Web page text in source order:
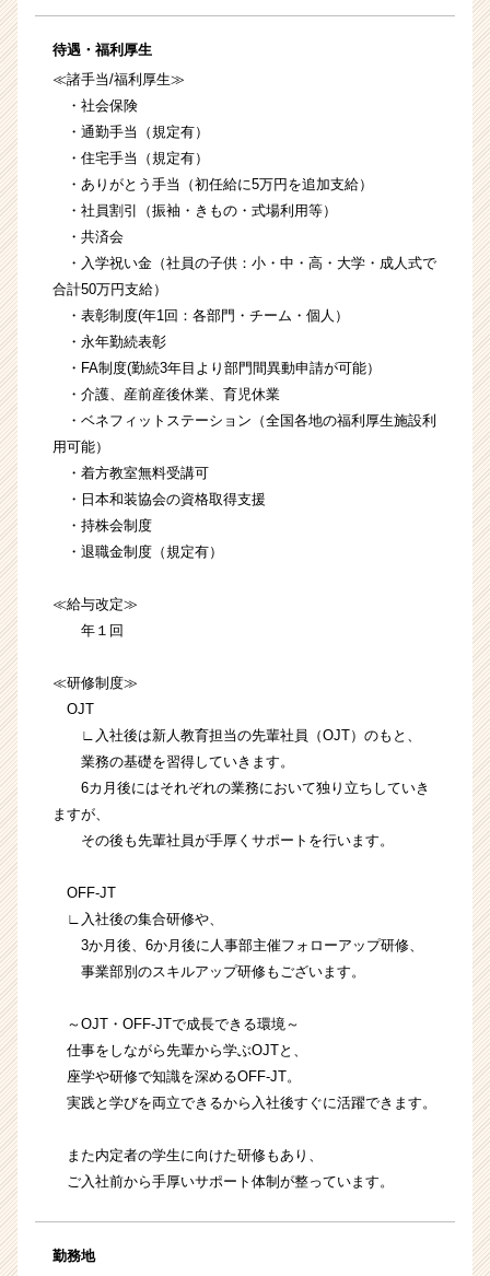
待遇・福利厚生
≪諸手当/福利厚生≫
・社会保険
・通勤手当（規定有）
・住宅手当（規定有）
・ありがとう手当（初任給に5万円を追加支給）
・社員割引（振袖・きもの・式場利用等）
・共済会
・入学祝い金（社員の子供：小・中・高・大学・成人式で
合計50万円支給）
・表彰制度(年1回：各部門・チーム・個人）
・永年勤続表彰
・FA制度(勤続3年目より部門間異動申請が可能）
・介護、産前産後休業、育児休業
・ベネフィットステーション（全国各地の福利厚生施設利
用可能）
・着方教室無料受講可
・日本和装協会の資格取得支援
・持株会制度
・退職金制度（規定有）
≪給与改定≫
年１回
≪研修制度≫
OJT
∟入社後は新人教育担当の先輩社員（OJT）のもと、
業務の基礎を習得していきます。
6カ月後にはそれぞれの業務において独り立ちしていき
ますが、
その後も先輩社員が手厚くサポートを行います。
OFF-JT
∟入社後の集合研修や、
3か月後、6か月後に人事部主催フォローアップ研修、
事業部別のスキルアップ研修もございます。
～OJT・OFF-JTで成長できる環境～
仕事をしながら先輩から学ぶOJTと、
座学や研修で知識を深めるOFF-JT。
実践と学びを両立できるから入社後すぐに活躍できます。
また内定者の学生に向けた研修もあり、
ご入社前から手厚いサポート体制が整っています。
勤務地